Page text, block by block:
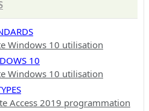
Windows 10 utilisation
10
Windows 10 utilisation
Access 2019 programmation